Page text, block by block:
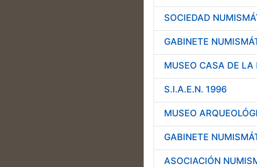
SOCIEDAD
GABINETE
MUSEO CASA DE LA
S.I.A.E.N. 1996
MUSEO
GABINETE
ASOCIACIÓN